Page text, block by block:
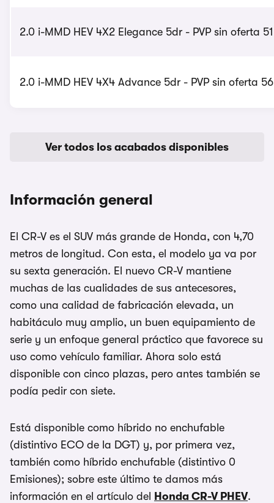
2.0 i-MMD HEV 4X2 Elegance 5dr - PVP sin oferta
2.0 i-MMD HEV 4X4 Advance 5dr - PVP sin oferta
Ver todos los acabados disponibles
Información general
El CR-V es el SUV más grande de Honda, con 4,70
metros de longitud. Con esta, el modelo ya va por
su sexta generación. El nuevo CR-V mantiene
muchas de las cualidades de sus antecesores,
como una calidad de fabricación elevada, un
habitáculo muy amplio, un buen equipamiento de
serie y un enfoque general práctico que favorece su
uso como vehículo familiar. Ahora solo está
disponible con cinco plazas, pero antes también se
podía pedir con siete.
Está disponible como híbrido no enchufable
(distintivo ECO de la DGT) y, por primera vez,
también como híbrido enchufable (distintivo 0
Emisiones); sobre este último te damos más
información en el artículo del
Honda CR-V PHEV.